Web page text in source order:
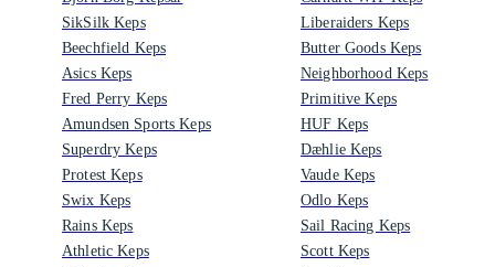
SikSilk Keps
Beechfield Keps
Asics Keps
Fred Perry Keps
Amundsen Sports Keps
Superdry Keps
Protest Keps
Swix Keps
Rains Keps
Athletic Keps
Liberaiders Keps
Butter Goods Keps
Neighborhood Keps
Primitive Keps
HUF Keps
Dæhlie Keps
Vaude Keps
Odlo Keps
Sail Racing Keps
Scott Keps